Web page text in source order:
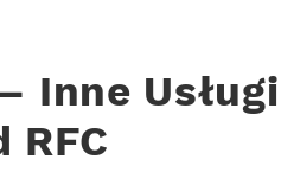
Inne Usługi
RFC